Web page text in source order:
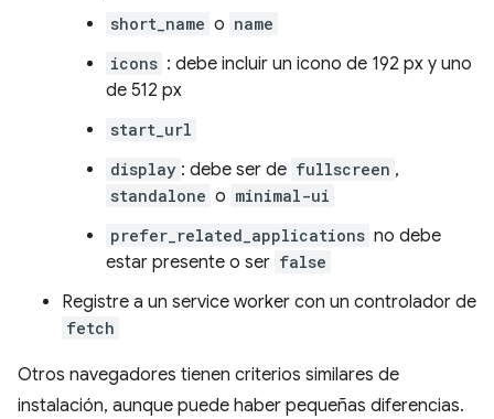
short_name o name
icons : debe incluir un icono de 192 px y uno
de 512 px
start_url
display : debe ser de fullscreen ,
standalone o minimal-ui
prefer_related_applications no debe
estar presente o ser false
Registre a un service worker con un controlador de
fetch
Otros navegadores tienen criterios similares de
instalación, aunque puede haber pequeñas diferencias.